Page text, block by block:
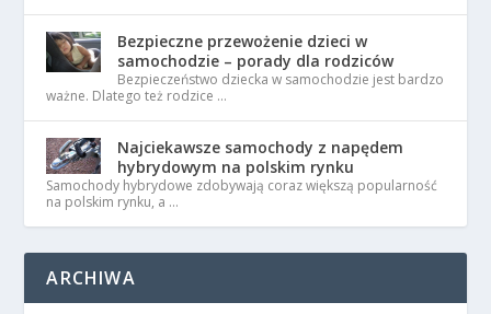
Bezpieczne przewożenie dzieci w
samochodzie – porady dla rodziców
Bezpieczeństwo dziecka w samochodzie jest bardzo
ważne. Dlatego też rodzice …
Najciekawsze samochody z napędem
hybrydowym na polskim rynku
Samochody hybrydowe zdobywają coraz większą popularność
na polskim rynku, a …
ARCHIWA